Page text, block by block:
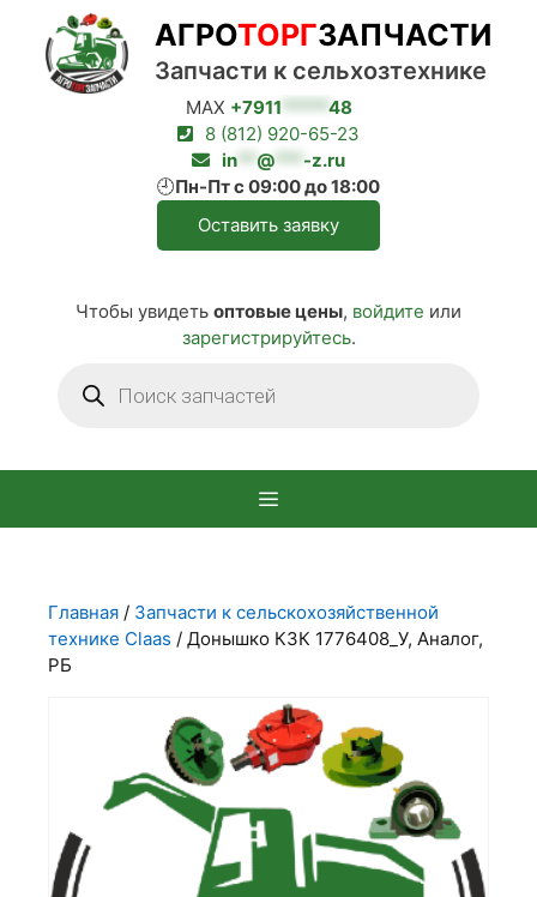
Перейти
содержимому
MAX +7911 ***** 48
8 (812) 920-65-23
in
@ *** -z.ru
🕘Пн-Пт с 09:00 до 18:00
Оставить заявку
Чтобы увидеть оптовые цены, войдите или
зарегистрируйтесь.
товаров
АГРОТОРГЗАПЧАСТИ
Запчасти к сельхозтехнике
Главная / Запчасти к сельскохозяйственной
технике Claas / Донышко КЗК 1776408_У, Аналог,
РБ